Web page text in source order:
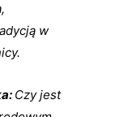
w
Czy jest